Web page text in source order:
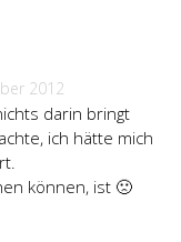
2012
darin bringt
ich hätte mich
können, ist 🙁